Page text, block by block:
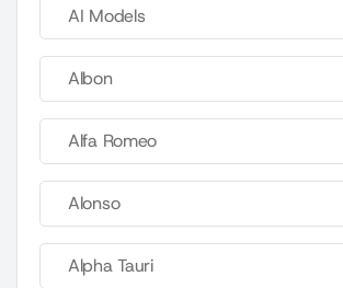
AI Models
Albon
Alfa Romeo
Alonso
Alpha Tauri